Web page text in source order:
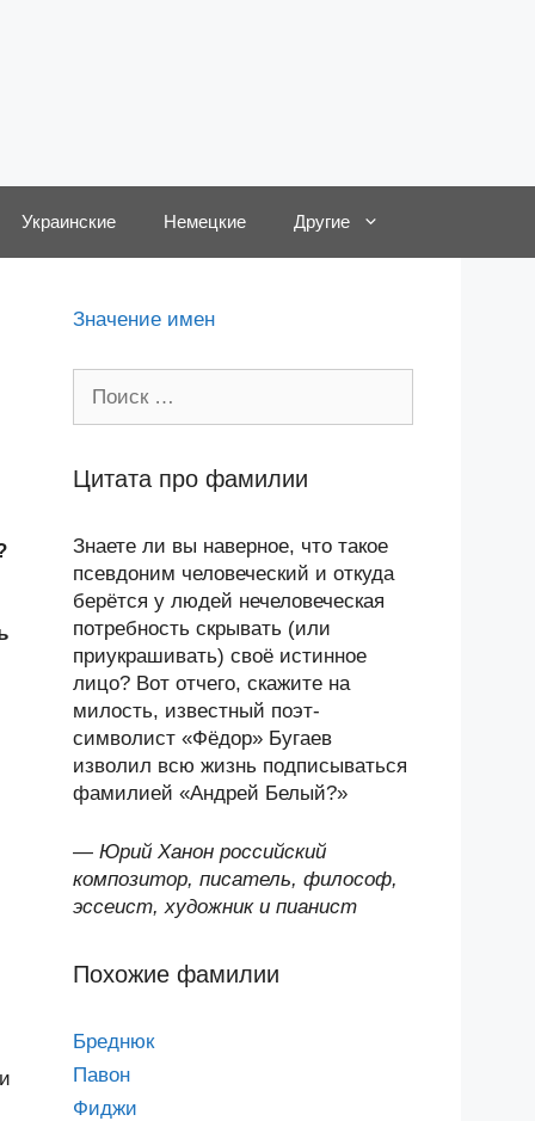
Украинские Немецкие Другие
Значение имен
Цитата про фамилии
Знаете ли вы наверное, что такое
псевдоним человеческий и откуда
берётся у людей нечеловеческая
потребность скрывать (или
приукрашивать) своё истинное
лицо? Вот отчего, скажите на
милость, известный поэт-
символист «Фёдор» Бугаев
изволил всю жизнь подписываться
фамилией «Андрей Белый?»
— Юрий Ханон российский
композитор, писатель, философ,
эссеист, художник и пианист
Похожие фамилии
Бреднюк
Павон
Фиджи